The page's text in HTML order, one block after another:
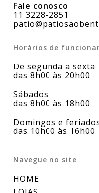
Fale conosco
11 3228-2851
Horários de
De segunda a sexta
das 8h00 às 20h00
Sábados
das 8h00 às 18h00
Domingos e feriados
das 10h00 às 16h00
Navegue no site
HOME